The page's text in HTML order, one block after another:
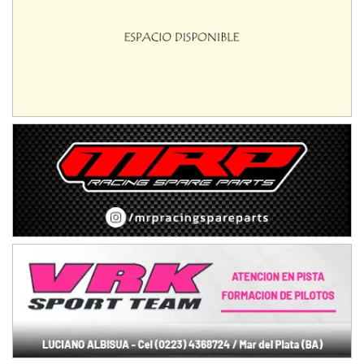
IAME SERIES ARGENTINA 6
Ciudad de Trenque Lauquen (Asfalto)
Trenque Lauquen (Buenos Aires)
ENTRERRIANO - F6 (POSTERGADA)
Parque de la Velocidad (Asfalto)
Villaguay (Entre Ríos)
VICTORIENSE - F7
El Cerro (Tierra)
PATAGONICO - F6
Moto Club Reginense (Tierra)
CSK - F7